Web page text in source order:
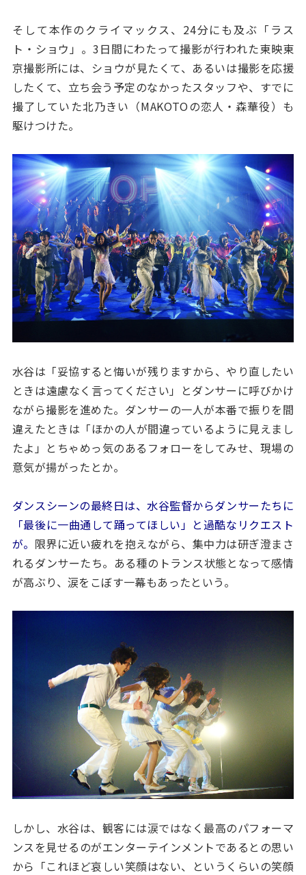
そして本作のクライマックス、24分にも及ぶ「ラス
ト・ショウ」。3日間にわたって撮影が行われた東映東
京撮影所には、ショウが見たくて、あるいは撮影を応援
したくて、立ち会う予定のなかったスタッフや、すでに
撮了していた北乃きい（MAKOTOの恋人・森華役）も
駆けつけた。
水谷は「妥協すると悔いが残りますから、やり直したい
ときは遠慮なく言ってください」とダンサーに呼びかけ
ながら撮影を進めた。ダンサーの一人が本番で振りを間
違えたときは「ほかの人が間違っているように見えまし
たよ」とちゃめっ気のあるフォローをしてみせ、現場の
意気が揚がったとか。
ダンスシーンの最終日は、水谷監督からダンサーたちに
「最後に一曲通して踊ってほしい」と過酷なリクエスト
が。 限界に近い疲れを抱えながら、集中力は研ぎ澄まさ
れるダンサーたち。ある種のトランス状態となって感情
が高ぶり、涙をこぼす一幕もあったという。
しかし、水谷は、観客には涙ではなく最高のパフォーマ
ンスを見せるのがエンターテインメントであるとの思い
から「これほど哀しい笑顔はない、というくらいの笑顔